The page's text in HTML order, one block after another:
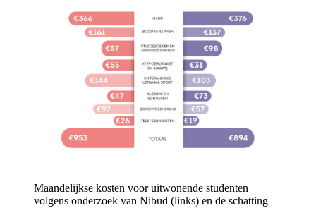
Maandelijkse kosten voor uitwonende studenten
volgens onderzoek van Nibud (links) en de schatting